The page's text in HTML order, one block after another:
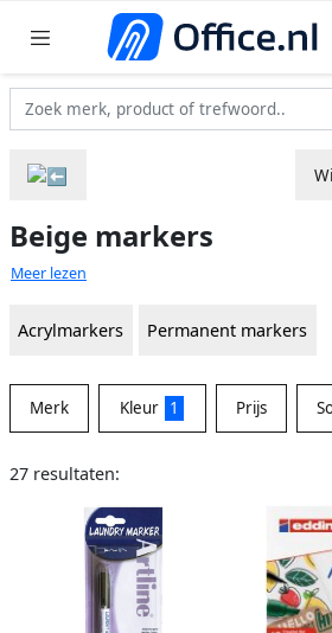
Beige markers
Meer lezen
Acrylmarkers Permanent markers
Merk Kleur 1 Prijs
27 resultaten: